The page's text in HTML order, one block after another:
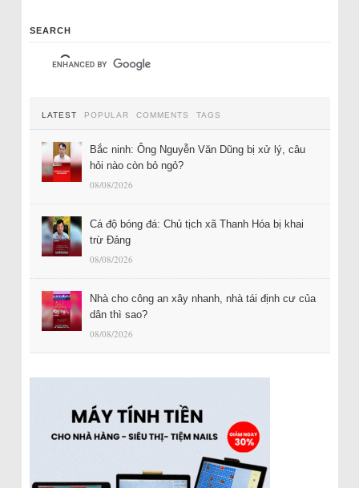
SEARCH
LATEST POPULAR COMMENTS TAGS
Bắc ninh: Ông Nguyễn Văn Dũng bị xử lý, câu
hỏi nào còn bỏ ngỏ?
08/08/2026
Cá độ bóng đá: Chủ tịch xã Thanh Hóa bị khai
trừ Đảng
08/08/2026
Nhà cho công an xây nhanh, nhà tái định cư của
dân thì sao?
08/08/2026